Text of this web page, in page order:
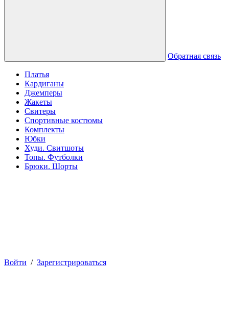
Обратная связь
Платья
Кардиганы
Джемперы
Жакеты
Свитеры
Спортивные костюмы
Комплекты
Юбки
Худи. Свитшоты
Топы. Футболки
Брюки. Шорты
Войти / Зарегистрироваться